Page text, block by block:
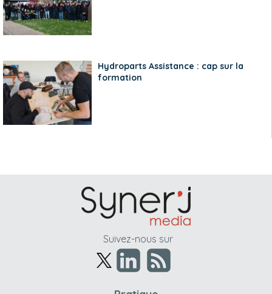
Hydroparts Assistance : cap sur la
formation
Suivez-nous sur